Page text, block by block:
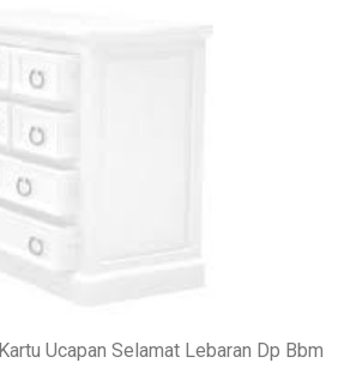
Ucapan Selamat Lebaran Dp Bbm